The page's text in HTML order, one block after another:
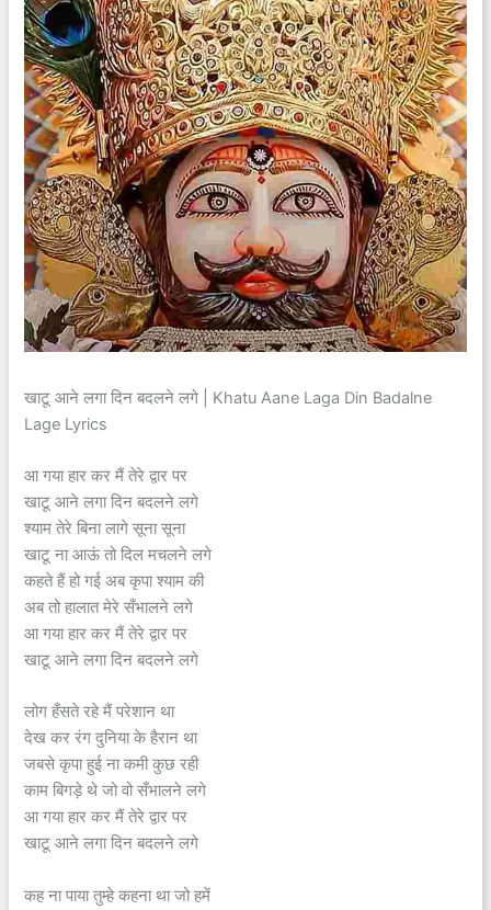
खाटू आने लगा दिन बदलने लगे | Khatu Aane Laga Din Badalne
Lage Lyrics
आ गया हार कर मैं तेरे द्वार पर
खाटू आने लगा दिन बदलने लगे
श्याम तेरे बिना लागे सूना सूना
खाटू ना आऊं तो दिल मचलने लगे
कहते हैं हो गई अब कृपा श्याम की
अब तो हालात मेरे सँभालने लगे
आ गया हार कर मैं तेरे द्वार पर
खाटू आने लगा दिन बदलने लगे
लोग हँसते रहे मैं परेशान था
देख कर रंग दुनिया के हैरान था
जबसे कृपा हुई ना कमी कुछ रही
काम बिगड़े थे जो वो सँभालने लगे
आ गया हार कर मैं तेरे द्वार पर
खाटू आने लगा दिन बदलने लगे
कह ना पाया तुम्हे कहना था जो हमें